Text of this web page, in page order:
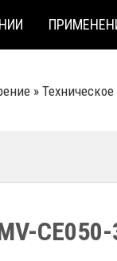
» Техническое
CE050-